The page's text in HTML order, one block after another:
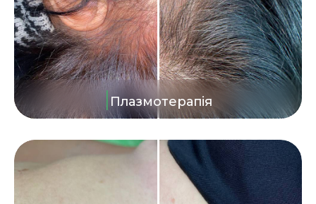
|Плазмотерапія